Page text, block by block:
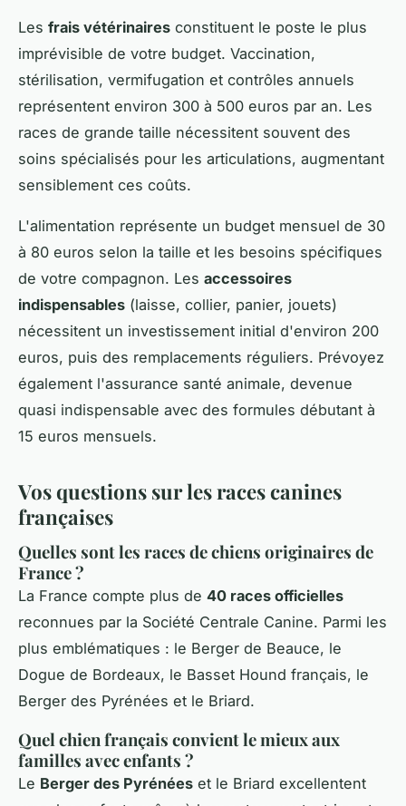
Les frais vétérinaires constituent le poste le plus
imprévisible de votre budget. Vaccination,
stérilisation, vermifugation et contrôles annuels
représentent environ 300 à 500 euros par an. Les
races de grande taille nécessitent souvent des
soins spécialisés pour les articulations, augmentant
sensiblement ces coûts.
L'alimentation représente un budget mensuel de 30
à 80 euros selon la taille et les besoins spécifiques
de votre compagnon. Les accessoires
indispensables (laisse, collier, panier, jouets)
nécessitent un investissement initial d'environ 200
euros, puis des remplacements réguliers. Prévoyez
également l'assurance santé animale, devenue
quasi indispensable avec des formules débutant à
15 euros mensuels.
Vos questions sur les races canines
françaises
Quelles sont les races de chiens originaires de
France ?
La France compte plus de 40 races officielles
reconnues par la Société Centrale Canine. Parmi les
plus emblématiques : le Berger de Beauce, le
Dogue de Bordeaux, le Basset Hound français, le
Berger des Pyrénées et le Briard.
Quel chien français convient le mieux aux
familles avec enfants ?
Le Berger des Pyrénées et le Briard excellentent